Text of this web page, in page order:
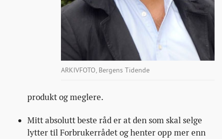
ARKIVFOTO, Bergens Tidende
produkt og meglere.
Mitt absolutt beste råd er at den som skal selge
lytter til Forbrukerrådet og henter opp mer enn